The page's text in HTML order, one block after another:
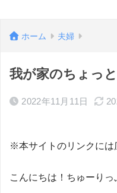
ホーム 夫婦
我が家のちょっ
2022年11月11日
※本サイトのリンクには
こんにちは！ちゅーりっ